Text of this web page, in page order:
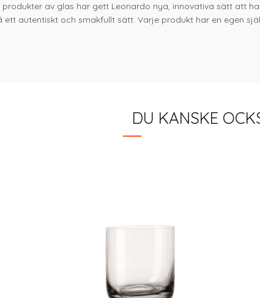
av glas har gett Leonardo nya, innovativa sätt att
autentiskt och smakfullt sätt. Varje produkt har en egen
DU KANSKE